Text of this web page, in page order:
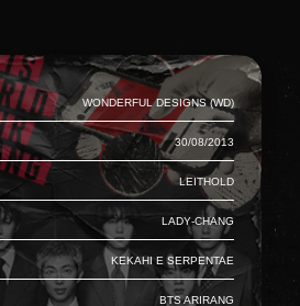
Wonderful Designs (WD)
30/08/2013
Leithold
Lady-Chang
Kekahi e Serpentae
BTS Arirang